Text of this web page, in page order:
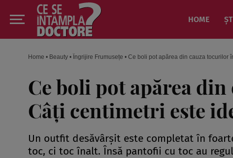
HOME
Home • Beauty • Îngrijire Frumusețe • Ce boli pot apărea din cauza tocurilor
Ce boli pot apărea
Câţi centimetri este
Un outfit desăvârşit este completat în
toc, ci toc înalt. Însă pantofii cu toc au